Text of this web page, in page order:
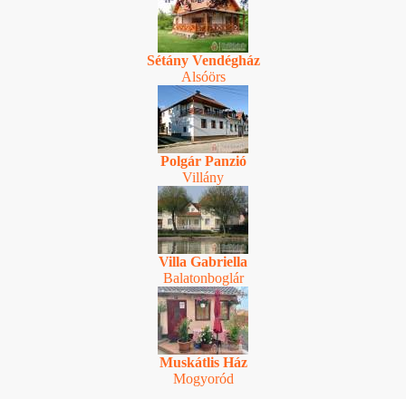
Sétány Vendégház
Alsóörs
Polgár Panzió
Villány
Villa Gabriella
Balatonboglár
Muskátlis Ház
Mogyoród